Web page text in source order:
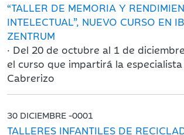
“TALLER DE MEMORIA Y
INTELECTUAL”, NUEVO CURSO EN
ZENTRUM
· Del 20 de octubre al 1 de
el curso que impartirá la
Cabrerizo
30 DICIEMBRE -0001
TALLERES INFANTILES DE